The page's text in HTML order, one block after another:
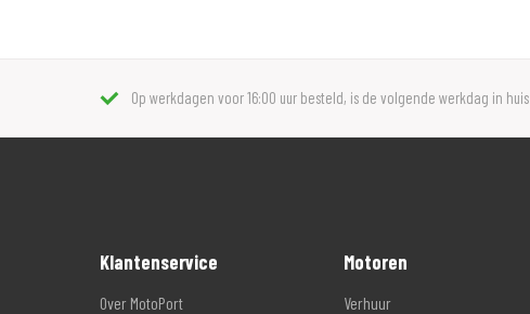
Op werkdagen voor 16:00 uur besteld, is de volgende werkdag in huis
Klantenservice
Over MotoPort
Motoren
Verhuur